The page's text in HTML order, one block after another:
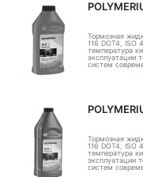
Тормозная
116 DOT4, ISO
температура
эксплуатации
систем
Тормозная
116 DOT4, ISO
температура
эксплуатации
систем